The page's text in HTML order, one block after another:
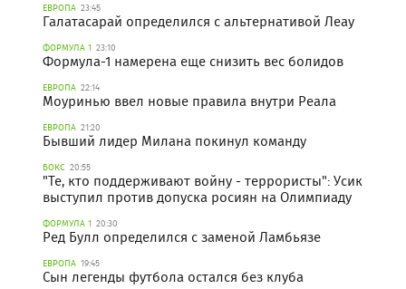
ЕВРОПА 23:45
Галатасарай определился с альтернативой Леау
ФОРМУЛА 1 23:10
Формула-1 намерена еще снизить вес болидов
ЕВРОПА 22:14
Моуринью ввел новые правила внутри Реала
ЕВРОПА 21:20
Бывший лидер Милана покинул команду
БОКС 20:55
"Те, кто поддерживают войну - террористы": Усик
выступил против допуска росиян на Олимпиаду
ФОРМУЛА 1 20:30
Ред Булл определился с заменой Ламбьязе
ЕВРОПА 19:45
Сын легенды футбола остался без клуба